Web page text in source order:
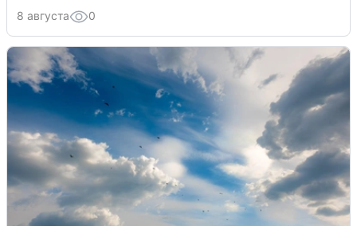
8 августа 0